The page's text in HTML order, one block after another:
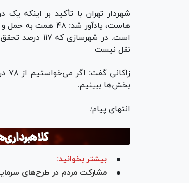
شهردار تهران با تأکید بر اینکه
نقل نیست.
بخش‌ها ببینیم.
انتهای پیام/
بیشتر بخوانید:
مشارکت مردم در طرح‌های